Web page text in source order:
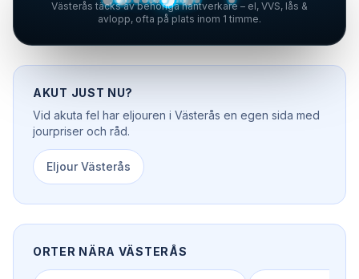
Västerås täcks av behöriga hantverkare – el, VVS, lås &
avlopp, ofta på plats inom 1 timme.
AKUT JUST NU?
Vid akuta fel har eljouren i Västerås en egen sida med
jourpriser och råd.
Eljour Västerås
ORTER NÄRA VÄSTERÅS